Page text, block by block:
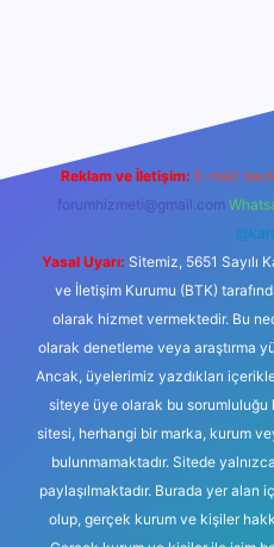
Reklam ve İletişim: E-mail:
forumhizmeti@gmail.com
Yasal Uyarı: Sitemiz, 5651 Sayılı
ve İletişim Kurumu (BTK)
olarak hizmet vermektedir. Bu
olarak denetleme veya araştırma
Ancak, üyelerimiz yazdıkları
siteye üye olarak bu sorumluluğu
sitesi, herhangi bir marka, kurum
bulunmamaktadır. Sitede
paylaşılmaktadır. Burada yer alan
olup, gerçek kurum ve kişiler